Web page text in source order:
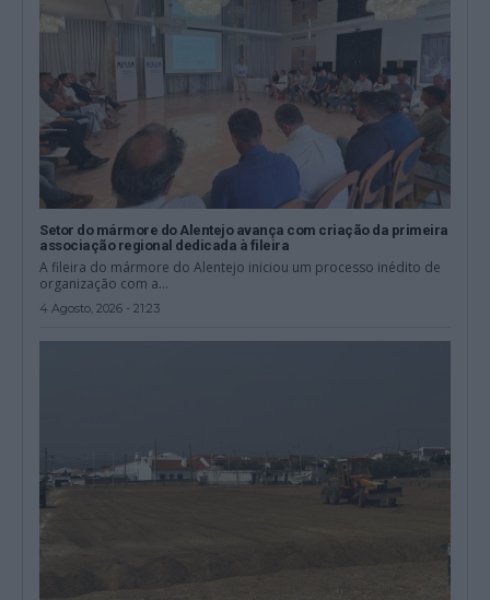
Setor do mármore do Alentejo avança com criação da primeira
associação regional dedicada à fileira
A fileira do mármore do Alentejo iniciou um processo inédito de
organização com a...
4 Agosto, 2026 - 21:23